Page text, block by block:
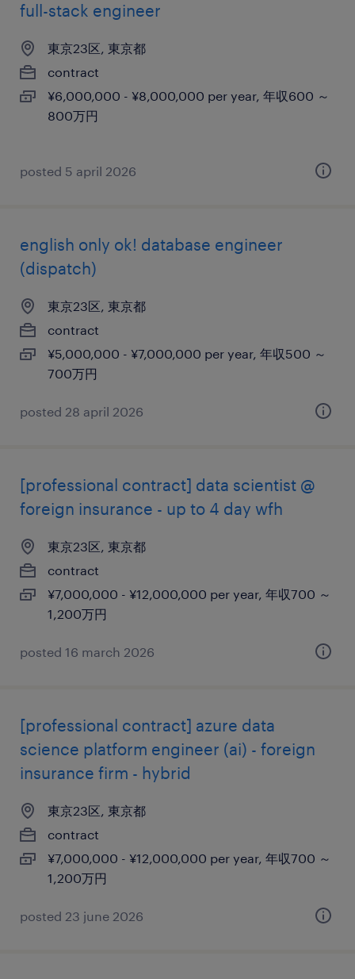
full-stack engineer
東京23区, 東京都
contract
¥6,000,000 - ¥8,000,000 per year, 年収600 ～
800万円
posted 5 april 2026
english only ok! database engineer
(dispatch)
東京23区, 東京都
contract
¥5,000,000 - ¥7,000,000 per year, 年収500 ～
700万円
posted 28 april 2026
[professional contract] data scientist @
foreign insurance - up to 4 day wfh
東京23区, 東京都
contract
¥7,000,000 - ¥12,000,000 per year, 年収700 ～
1,200万円
posted 16 march 2026
[professional contract] azure data
science platform engineer (ai) - foreign
insurance firm - hybrid
東京23区, 東京都
contract
¥7,000,000 - ¥12,000,000 per year, 年収700 ～
1,200万円
posted 23 june 2026